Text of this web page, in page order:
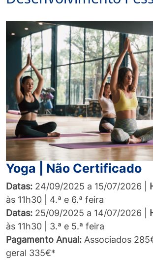
Yoga | Não Certificado
Datas: 24/09/2025 a 15/07/2026 |
às 11h30 | 4.ª e 6.ª feira
Datas: 25/09/2025 a 14/07/2026 |
às 11h30 | 3.ª e 5.ª feira
Pagamento Anual: Associados
geral 335€*